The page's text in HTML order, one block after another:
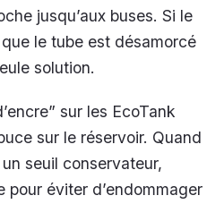
jusqu’aux buses. Si le
le tube est désamorcé
solution.
sur les EcoTank
sur le réservoir. Quand
seuil conservateur,
pour éviter d’endommager